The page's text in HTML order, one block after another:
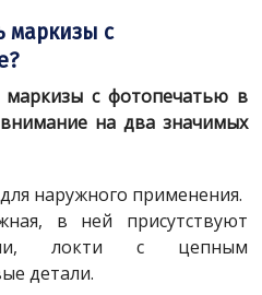
маркизы с
с фотопечатью в
на два значимых
наружного применения.
в ней присутствуют
локти с цепным
детали.